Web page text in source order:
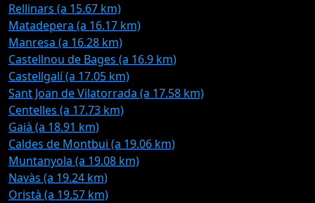
Rellinars (a 15.67 km)
Matadepera (a 16.17 km)
Manresa (a 16.28 km)
Castellnou de Bages (a 16.9 km)
Castellgalí (a 17.05 km)
Sant Joan de Vilatorrada (a 17.58 km)
Centelles (a 17.73 km)
Gaià (a 18.91 km)
Caldes de Montbui (a 19.06 km)
Muntanyola (a 19.08 km)
Navàs (a 19.24 km)
Oristà (a 19.57 km)